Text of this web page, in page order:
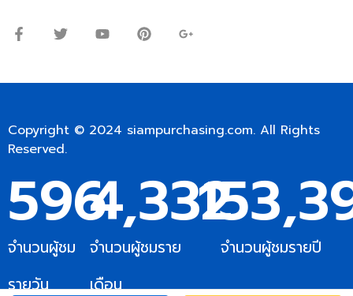
Copyright © 2024 siampurchasing.com. All Rights
Reserved.
จำนวนผู้ชม
รายวัน
596
จำนวนผู้ชมราย
เดือน
4,332
จำนวนผู้ชมรายปี